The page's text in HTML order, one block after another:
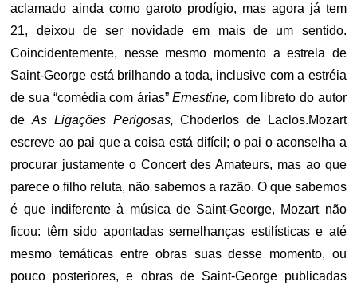
aclamado ainda como garoto prodígio, mas agora já tem
21, deixou de ser novidade em mais de um sentido.
Coincidentemente, nesse mesmo momento a estrela de
Saint-George está brilhando a toda, inclusive com a estréia
de sua “comédia com árias”Ernestine, com libreto do autor
deAs Ligações Perigosas,Choderlos de Laclos.Mozart
escreve ao pai que a coisa está difícil; o pai o aconselha a
procurar justamente o Concert des Amateurs, mas ao que
parece o filho reluta, não sabemos a razão. O que sabemos
é que indiferente à música de Saint-George, Mozart não
ficou: têm sido apontadas semelhanças estilísticas e até
mesmo temáticas entre obras suas desse momento, ou
pouco posteriores, e obras de Saint-George publicadas